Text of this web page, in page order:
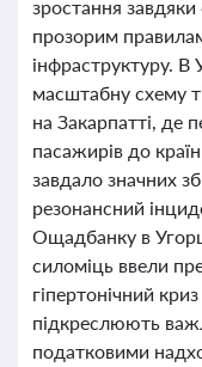
зростання завдяки
прозорим
інфраструктуру. В
масштабну схему
на Закарпатті, де
пасажирів до
завдало значних
резонансний
Ощадбанку в
силоміць ввели
гіпертонічний криз
підкреслюють
податковими